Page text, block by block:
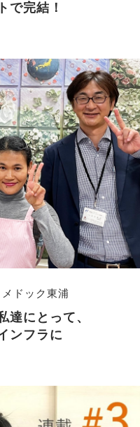
で完結！
ドック東浦
達にとって、
ンフラに